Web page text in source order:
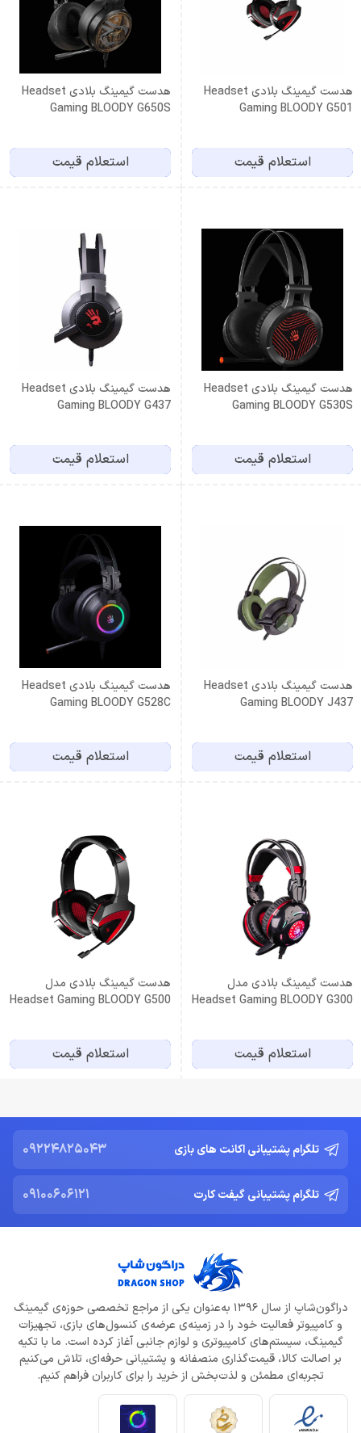
هدست گیمینگ بلادی Headset
Gaming BLOODY G501
استعلام قیمت
هدست گیمینگ بلادی Headset
Gaming BLOODY G650S
استعلام قیمت
هدست گیمینگ بلادی Headset
Gaming BLOODY G530S
استعلام قیمت
هدست گیمینگ بلادی Headset
Gaming BLOODY G437
استعلام قیمت
هدست گیمینگ بلادی Headset
Gaming BLOODY J437
استعلام قیمت
هدست گیمینگ بلادی Headset
Gaming BLOODY G528C
استعلام قیمت
هدست گیمینگ بلادی مدل
Headset Gaming BLOODY G300
استعلام قیمت
هدست گیمینگ بلادی مدل
Headset Gaming BLOODY G500
استعلام قیمت
تلگرام پشتیبانی اکانت های بازی 09224825043
تلگرام پشتیبانی گیفت کارت 09100606121
دراگون‌شاپ از سال 1396 به‌عنوان یکی از مراجع تخصصی حوزه‌ی گیمینگ
و کامپیوتر فعالیت خود را در زمینه‌ی عرضه‌ی کنسول‌های بازی، تجهیزات
گیمینگ، سیستم‌های کامپیوتری و لوازم جانبی آغاز کرده است. ما با تکیه
بر اصالت کالا، قیمت‌گذاری منصفانه و پشتیبانی حرفه‌ای، تلاش می‌کنیم
تجربه‌ای مطمئن و لذت‌بخش از خرید را برای کاربران فراهم کنیم.